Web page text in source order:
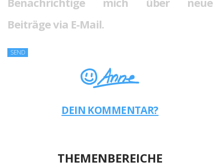
Beiträge via E-Mail.
DEIN KOMMENTAR?
THEMENBEREICHE